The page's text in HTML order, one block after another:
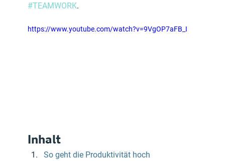
#TEAMWORK.
https://www.youtube.com/watch?v=9VgOP7aFB_I
Inhalt
So geht die Produktivität hoch